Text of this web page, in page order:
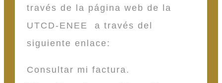
través de la página web de la
UTCD-ENEE a través del
siguiente enlace:
Consultar mi factura.